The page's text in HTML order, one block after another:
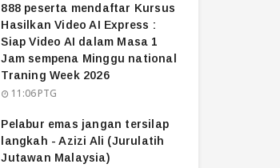
888 peserta mendaftar Kursus
Hasilkan Video AI Express :
Siap Video AI dalam Masa 1
Jam sempena Minggu national
Traning Week 2026
11:06 PTG
Pelabur emas jangan tersilap
langkah - Azizi Ali (Jurulatih
Jutawan Malaysia)